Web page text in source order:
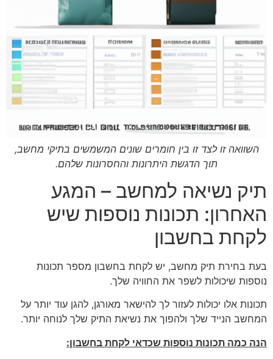
השוואה זו לצד זו בין חומרים שונים המשמשים בתיקי מחשב,
תוך הדגשת היתרונות והחסרונות שלהם.
תיק נשיאה למחשב – המגע
האחרון: תכונות נוספות שיש
לקחת בחשבון
בעת בחירת תיק מחשב, יש לקחת בחשבון מספר תכונות
נוספות שיכולות לשפר את החוויה שלך.
תכונות אלו יכולות לעזור לך להישאר מאורגן, להגן עוד יותר על
המחשב הנייד שלך ולהפוך את נשיאת התיק שלך לנוחה יותר.
הנה כמה תכונות נוספות שכדאי לקחת בחשבון: